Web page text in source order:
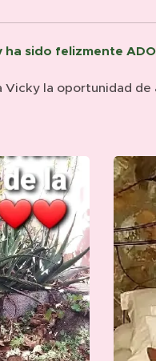
ha sido felizmente
Vicky la oportunidad